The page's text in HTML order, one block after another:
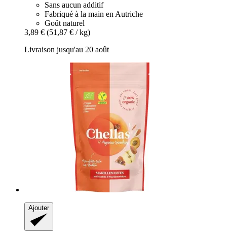
Sans aucun additif
Fabriqué à la main en Autriche
Goût naturel
3,89 € (51,87 € / kg)
Livraison jusqu'au 20 août
Ajouter